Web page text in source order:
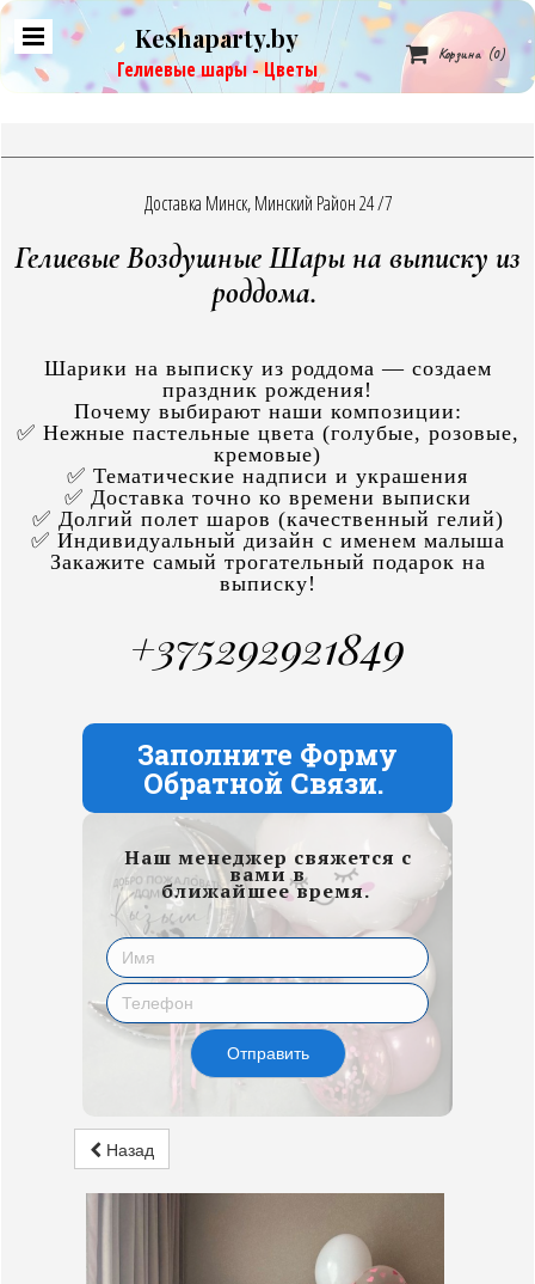
Keshaparty.by
Гелиевые шары - Цветы
 Корзина (0)
Доставка Минск, Минский Район 24 /7
Гелиевые Воздушные Шары на выписку из
роддома.
Шарики на выписку из роддома — создаем
праздник рождения!
Почему выбирают наши композиции:
✅ Нежные пастельные цвета (голубые, розовые,
кремовые)
✅ Тематические надписи и украшения
✅ Доставка точно ко времени выписки
✅ Долгий полет шаров (качественный гелий)
✅ Индивидуальный дизайн с именем малыша
Закажите самый трогательный подарок на
выписку!
+375292921849
Заполните Форму
Обратной Связи.
Наш менеджер свяжется с
вами в
ближайшее время.
Отправить
Назад